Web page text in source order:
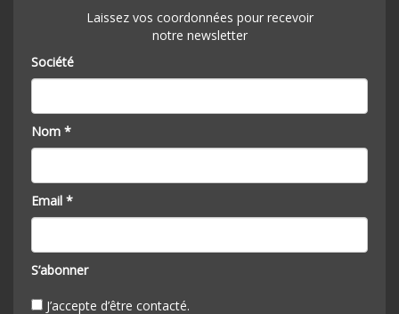
Laissez vos coordonnées pour recevoir
notre newsletter
Société
Nom *
Email *
S’abonner
J’accepte d’être contacté.